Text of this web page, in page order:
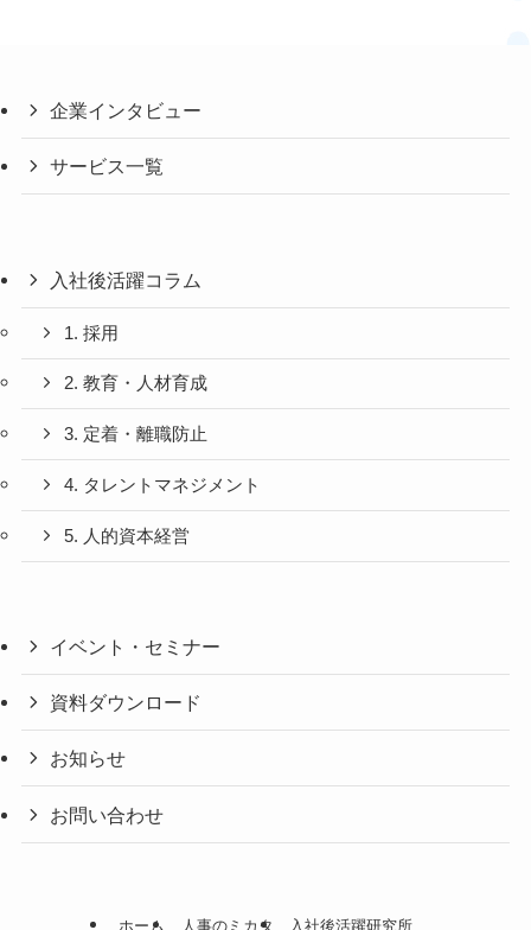
企業インタビュー
サービス一覧
入社後活躍コラム
1. 採用
2. 教育・人材育成
3. 定着・離職防止
4. タレントマネジメント
5. 人的資本経営
イベント・セミナー
資料ダウンロード
お知らせ
お問い合わせ
ホーム 人事のミカタ 入社後活躍研究所